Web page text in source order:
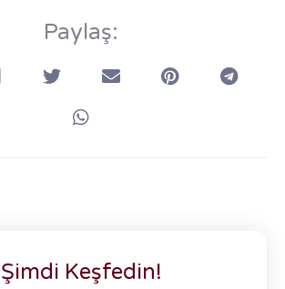
Paylaş:
Şimdi Keşfedin!